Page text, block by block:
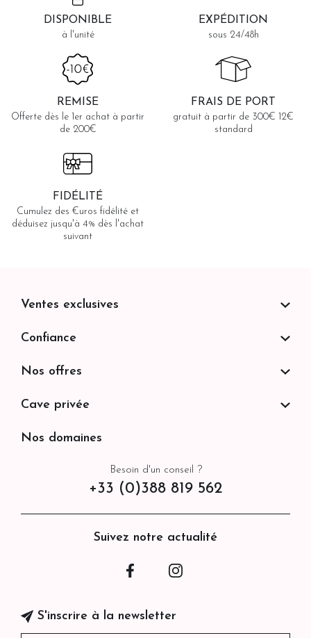
DISPONIBLE
à l'unité
EXPÉDITION
sous 24/48h
REMISE
Offerte dès le 1er achat à partir
de 200€
FRAIS DE PORT
gratuit à partir de 300€ 12€
standard
FIDÉLITÉ
Cumulez des €uros fidélité et
déduisez jusqu'à 4% dès l'achat
suivant
Besoin d'un conseil ?
+33 (0)388 819 562
Suivez notre actualité
Facebook
S'inscrire à la newsletter
Ventes exclusives
Confiance
Nos offres
Cave privée
Nos domaines